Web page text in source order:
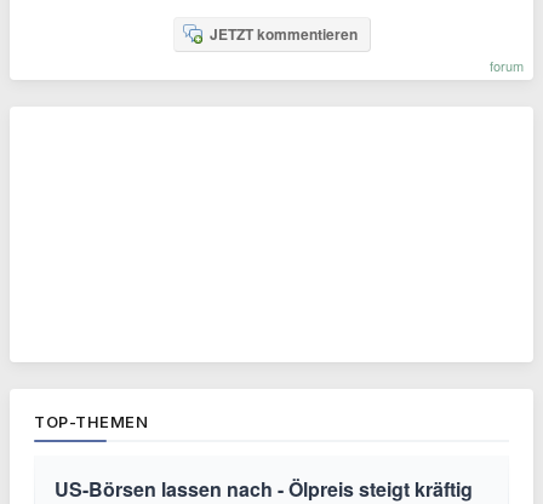
JETZT kommentieren
forum
TOP-THEMEN
US-Börsen lassen nach - Ölpreis steigt kräftig